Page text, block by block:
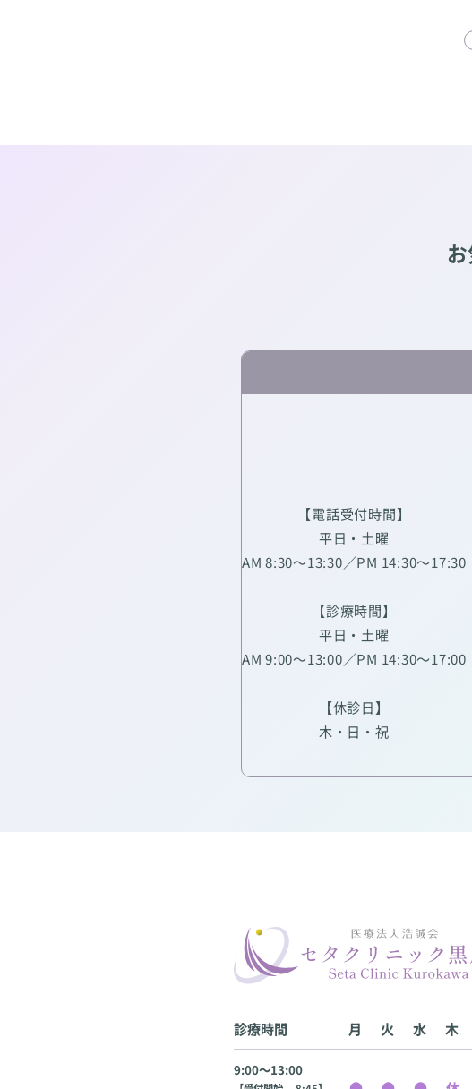
【電話受付時間】
平日・土曜
AM 8:30～13:30／PM 14:30～17:30
【診療時間】
平日・土曜
AM 9:00～13:00／PM 14:30～17:00
【休診日】
木・日・祝
診療時間 月 火 水 木
9:00〜13:00